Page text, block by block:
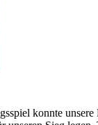
konnte